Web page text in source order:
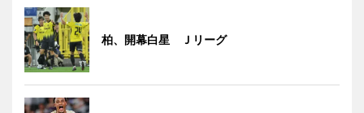
柏、開幕白星 Ｊリーグ